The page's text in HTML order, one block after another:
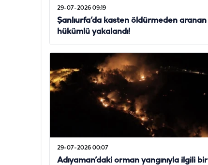
29-07-2026 09:19
Şanlıurfa’da kasten öldürmeden aranan
hükümlü yakalandı!
29-07-2026 00:07
Adıyaman’daki orman yangınıyla ilgili bir